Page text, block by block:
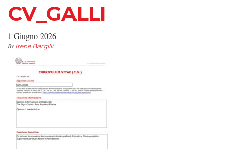
CV_GALLI
1 Giugno 2026
By Irene Bargilli